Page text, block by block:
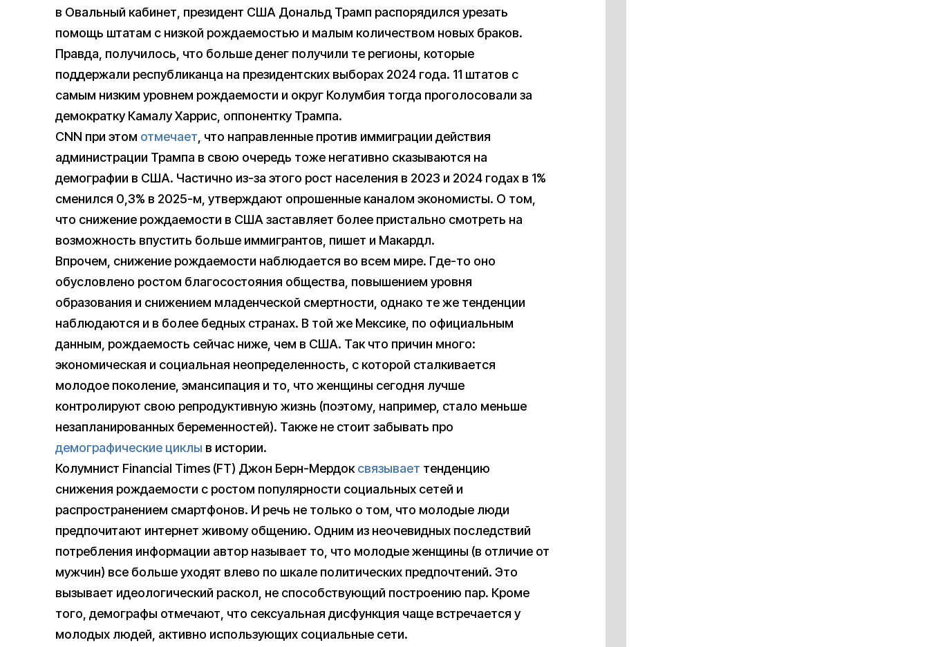
в Овальный кабинет, президент США Дональд Трамп распорядился урезать
помощь штатам с низкой рождаемостью и малым количеством новых браков.
Правда, получилось, что больше денег получили те регионы, которые
поддержали республиканца на президентских выборах 2024 года. 11 штатов с
самым низким уровнем рождаемости и округ Колумбия тогда проголосовали за
демократку Камалу Харрис, оппонентку Трампа.
CNN при этом отмечает, что направленные против иммиграции действия
администрации Трампа в свою очередь тоже негативно сказываются на
демографии в США. Частично из-за этого рост населения в 2023 и 2024 годах в 1%
сменился 0,3% в 2025-м, утверждают опрошенные каналом экономисты. О том,
что снижение рождаемости в США заставляет более пристально смотреть на
возможность впустить больше иммигрантов, пишет и Макардл.
Впрочем, снижение рождаемости наблюдается во всем мире. Где-то оно
обусловлено ростом благосостояния общества, повышением уровня
образования и снижением младенческой смертности, однако те же тенденции
наблюдаются и в более бедных странах. В той же Мексике, по официальным
данным, рождаемость сейчас ниже, чем в США. Так что причин много:
экономическая и социальная неопределенность, с которой сталкивается
молодое поколение, эмансипация и то, что женщины сегодня лучше
контролируют свою репродуктивную жизнь (поэтому, например, стало меньше
незапланированных беременностей). Также не стоит забывать про
демографические циклы в истории.
Колумнист Financial Times (FT) Джон Берн-Мердоксвязывает тенденцию
снижения рождаемости с ростом популярности социальных сетей и
распространением смартфонов. И речь не только о том, что молодые люди
предпочитают интернет живому общению. Одним из неочевидных последствий
потребления информации автор называет то, что молодые женщины (в отличие от
мужчин) все больше уходят влево по шкале политических предпочтений. Это
вызывает идеологический раскол, не способствующий построению пар. Кроме
того, демографы отмечают, что сексуальная дисфункция чаще встречается у
молодых людей, активно использующих социальные сети.